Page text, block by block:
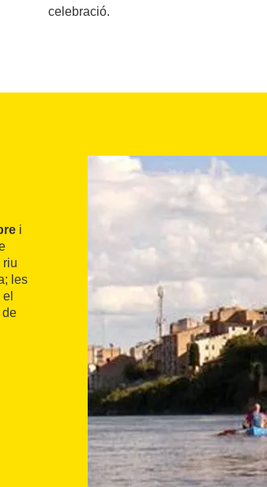
celebració.
i
riu
les
de